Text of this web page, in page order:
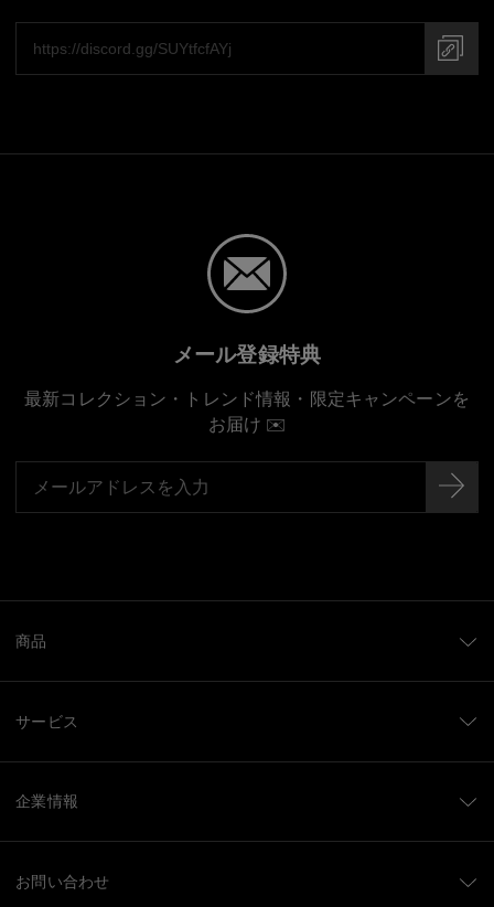
日本での手作り
メール登録特典
最新コレクション・トレンド情報・限定キャンペーンを
お届け ✉️
商品
サービス
企業情報
お問い合わせ